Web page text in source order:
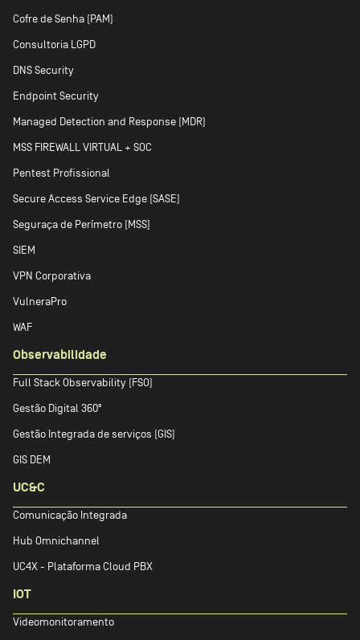
Cofre de Senha (PAM)
Consultoria LGPD
DNS Security
Endpoint Security
Managed Detection and Response (MDR)
MSS FIREWALL VIRTUAL + SOC
Pentest Profissional
Secure Access Service Edge (SASE)
Seguraça de Perímetro [MSS]
SIEM
VPN Corporativa
VulneraPro
WAF
Observabilidade
Full Stack Observability (FSO)
Gestão Digital 360º
Gestão Integrada de serviços (GIS)
GIS DEM
UC&C
Comunicação Integrada
Hub Omnichannel
UC4X - Plataforma Cloud PBX
IOT
Videomonitoramento